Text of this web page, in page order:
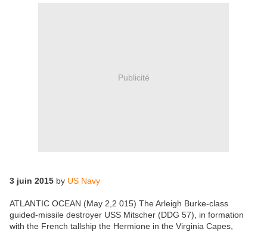
Publicité
3 juin 2015 by US Navy
ATLANTIC OCEAN (May 2,2 015) The Arleigh Burke-class
guided-missile destroyer USS Mitscher (DDG 57), in formation
with the French tallship the Hermione in the Virginia Capes,